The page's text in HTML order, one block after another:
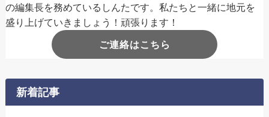
の編集長を務めているしんたです。私たちと一緒に地元を
盛り上げていきましょう！頑張ります！
ご連絡はこちら
新着記事